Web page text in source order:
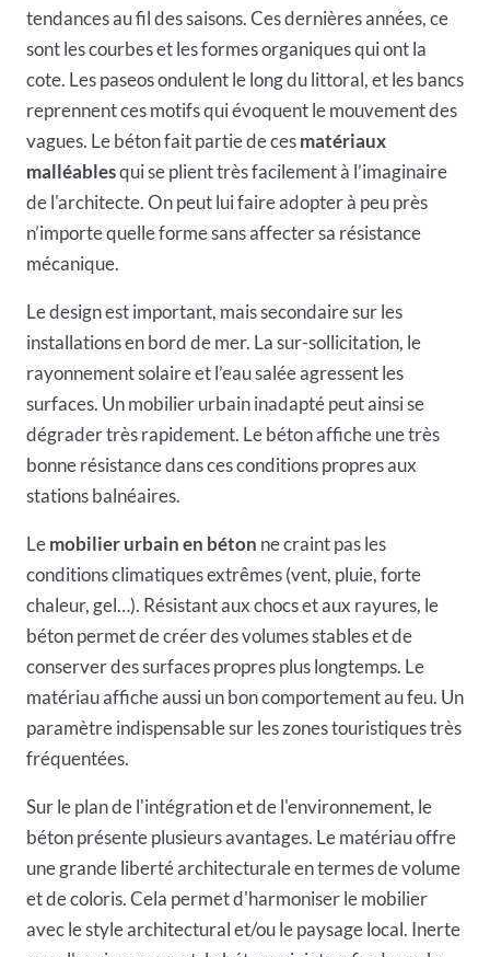
tendancesau fil des saisons. Ces dernières années, ce
sont les courbes et les formes organiques qui ont la
cote. Les paseos ondulent le long du littoral, et les bancs
reprennent ces motifs qui évoquent le mouvement des
vagues. Le béton fait partie de cesmatériaux
malléablesqui se plient très facilement à l’imaginaire
de l'architecte. On peut lui faire adopter à peu près
n’importe quelle forme sans affecter sa résistance
mécanique.
Le design est important, mais secondaire sur les
installations en bord de mer. La sur-sollicitation, le
rayonnement solaire et l’eau salée agressent les
surfaces. Un mobilier urbain inadapté peut ainsi se
dégrader très rapidement. Le béton affiche une très
bonne résistance dans ces conditions propres aux
stations balnéaires.
Lemobilier urbain en béton ne craint pas les
conditions climatiques extrêmes (vent, pluie, forte
chaleur, gel…). Résistant aux chocs et aux rayures, le
béton permet de créer des volumes stables et de
conserver des surfaces propres plus longtemps. Le
matériau affiche aussi un bon comportement au feu. Un
paramètre indispensable sur les zones touristiques très
fréquentées.
Sur le plan de l'intégration et de l'environnement, le
béton présente plusieurs avantages. Le matériau offre
une grande liberté architecturale en termes de volume
et de coloris. Cela permet d'harmoniser le mobilier
avec le style architectural et/ou le paysage local. Inerte